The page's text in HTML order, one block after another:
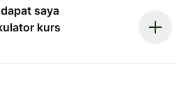
saya
kurs